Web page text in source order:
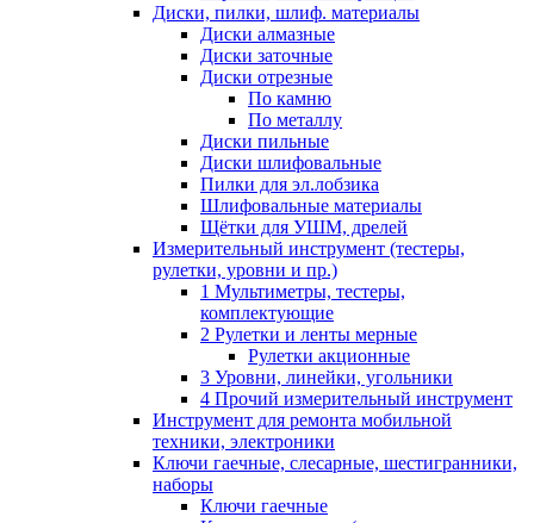
Диски, пилки, шлиф. материалы
Диски алмазные
Диски заточные
Диски отрезные
По камню
По металлу
Диски пильные
Диски шлифовальные
Пилки для эл.лобзика
Шлифовальные материалы
Щётки для УШМ, дрелей
Измерительный инструмент (тестеры,
рулетки, уровни и пр.)
1 Мультиметры, тестеры,
комплектующие
2 Рулетки и ленты мерные
Рулетки акционные
3 Уровни, линейки, угольники
4 Прочий измерительный инструмент
Инструмент для ремонта мобильной
техники, электроники
Ключи гаечные, слесарные, шестигранники,
наборы
Ключи гаечные